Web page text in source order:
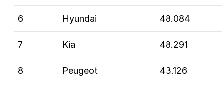
6 Hyundai 48.084
7 Kia 48.291
8 Peugeot 43.126